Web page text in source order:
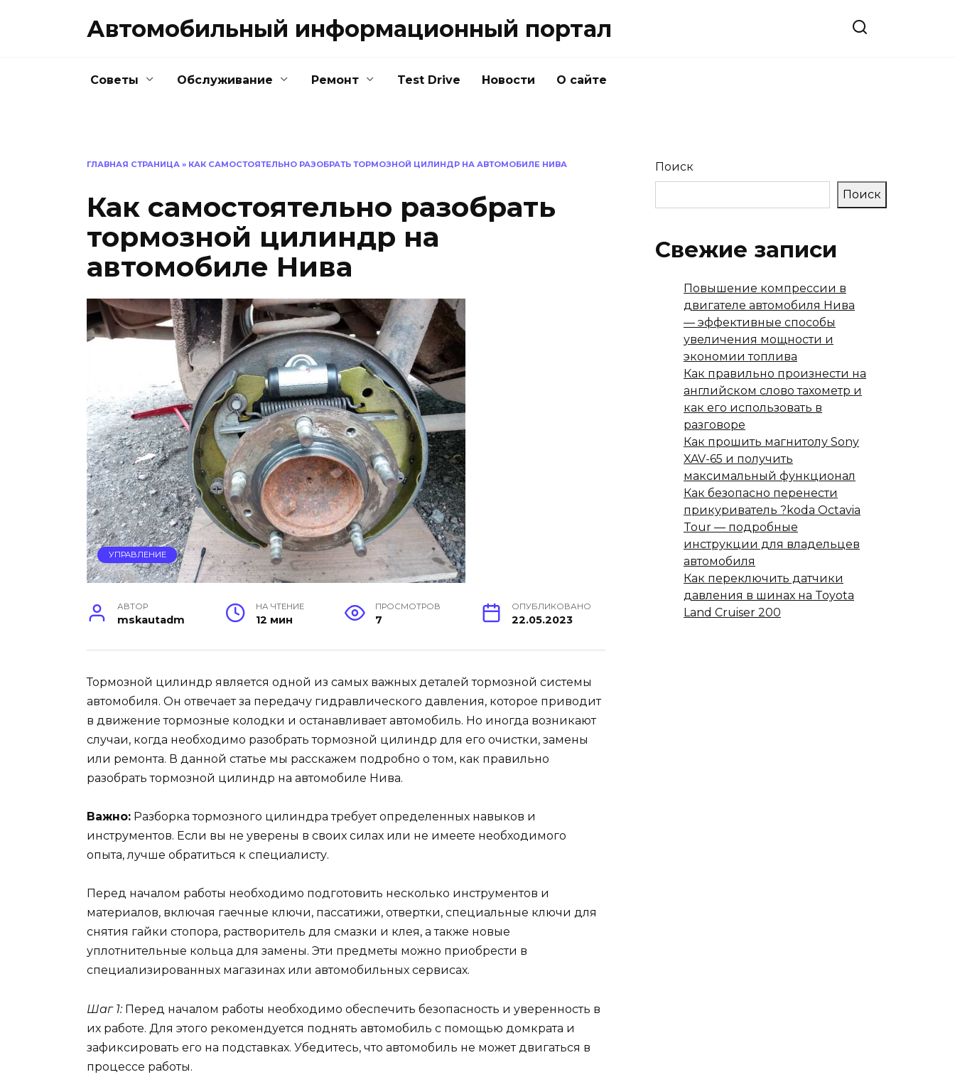
Автомобильный информационный портал
Советы Обслуживание Ремонт Test Drive Новости О сайте
ГЛАВНАЯ СТРАНИЦА » КАК САМОСТОЯТЕЛЬНО РАЗОБРАТЬ ТОРМОЗНОЙ ЦИЛИНДР НА АВТОМОБИЛЕ НИВА
Как самостоятельно разобрать
тормозной цилиндр на
автомобиле Нива
УПРАВЛЕНИЕ
АВТОР
mskautadm
НА ЧТЕНИЕ
12 мин
ПРОСМОТРОВ
7
ОПУБЛИКОВАНО
22.05.2023
Тормозной цилиндр является одной из самых важных деталей тормозной системы
автомобиля. Он отвечает за передачу гидравлического давления, которое приводит
в движение тормозные колодки и останавливает автомобиль. Но иногда возникают
случаи, когда необходимо разобрать тормозной цилиндр для его очистки, замены
или ремонта. В данной статье мы расскажем подробно о том, как правильно
разобрать тормозной цилиндр на автомобиле Нива.
Важно: Разборка тормозного цилиндра требует определенных навыков и
инструментов. Если вы не уверены в своих силах или не имеете необходимого
опыта, лучше обратиться к специалисту.
Перед началом работы необходимо подготовить несколько инструментов и
материалов, включая гаечные ключи, пассатижи, отвертки, специальные ключи для
снятия гайки стопора, растворитель для смазки и клея, а также новые
уплотнительные кольца для замены. Эти предметы можно приобрести в
специализированных магазинах или автомобильных сервисах.
Шаг 1:Перед началом работы необходимо обеспечить безопасность и уверенность в
их работе. Для этого рекомендуется поднять автомобиль с помощью домкрата и
зафиксировать его на подставках. Убедитесь, что автомобиль не может двигаться в
процессе работы.
Поиск
Поиск
Свежие записи
Повышение компрессии в
двигателе автомобиля Нива
— эффективные способы
увеличения мощности и
экономии топлива
Как правильно произнести на
английском слово тахометр и
как его использовать в
разговоре
Как прошить магнитолу Sony
XAV-65 и получить
максимальный функционал
Как безопасно перенести
прикуриватель ?koda Octavia
Tour — подробные
инструкции для владельцев
автомобиля
Как переключить датчики
давления в шинах на Toyota
Land Cruiser 200